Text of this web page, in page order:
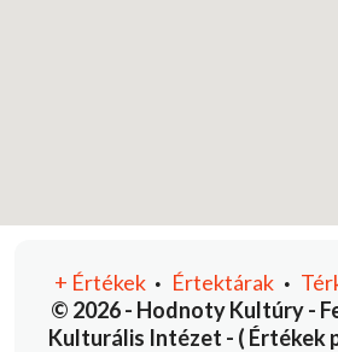
© 2026 - Hodnoty Kultúry -
Kulturális Intézet - ( Értékek
+ Értékek • Értektárak•